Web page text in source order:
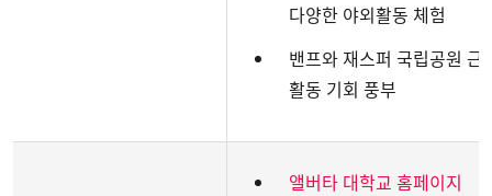
다양한 야외활동 체험
밴프와 재스퍼 국립공원
활동 기회 풍부
앨버타 대학교 홈페이지